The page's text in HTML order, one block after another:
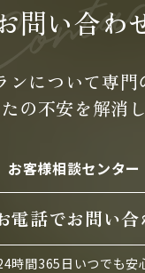
問い合わ
ンについて専門
の不安を解消
お客様相談センター
電話でお問い合
時間365日いつでも安